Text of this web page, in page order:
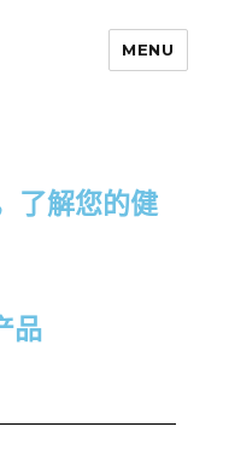
MENU
了解您的健
品